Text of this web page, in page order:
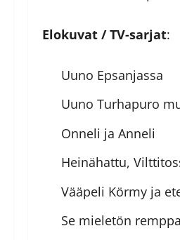
Elokuvat / TV-sarjat:
Uuno Epsanjassa
Uuno Turhapuro
Onneli ja Anneli
Heinähattu,
Vääpeli Körmy ja
Se mieletön remppa